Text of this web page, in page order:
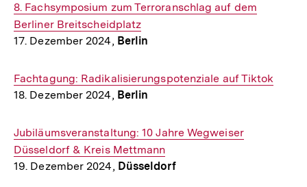
Interner
Link:
8. Fachsymposium zum Terroranschlag auf dem
Berliner Breitscheidplatz
17. Dezember 2024, Berlin
Interner
Link:
Fachtagung: Radikalisierungspotenziale auf Tiktok
18. Dezember 2024, Berlin
Interner
Link:
Jubiläumsveranstaltung: 10 Jahre Wegweiser
Düsseldorf & Kreis Mettmann
19. Dezember 2024, Düsseldorf